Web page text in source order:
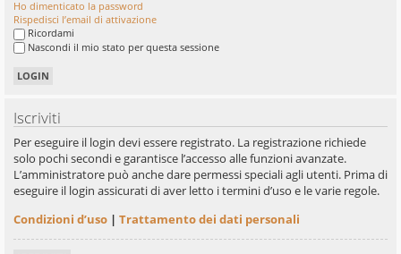
Ho dimenticato la password
Rispedisci l’email di attivazione
Ricordami
Nascondi il mio stato per questa sessione
Iscriviti
Per eseguire il login devi essere registrato. La registrazione richiede
solo pochi secondi e garantisce l’accesso alle funzioni avanzate.
L’amministratore può anche dare permessi speciali agli utenti. Prima di
eseguire il login assicurati di aver letto i termini d’uso e le varie regole.
Condizioni d’uso | Trattamento dei dati personali